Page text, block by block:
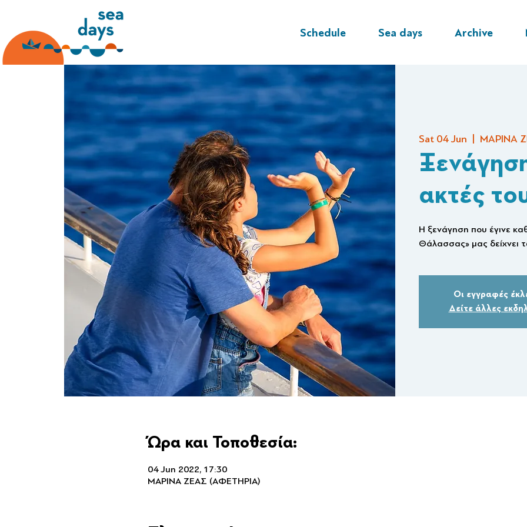
Schedule Sea days Archive
Sat 04 Jun ΜΑΡΙΝΑ
ακτές
Η ξενάγηση που έγινε
Οι εγγραφές
Δείτε άλλες
Ώρα και Τοποθεσία:
04 Jun 2022, 17:30
ΜΑΡΙΝΑ ΖΕΑΣ (ΑΦΕΤΗΡΙΑ)